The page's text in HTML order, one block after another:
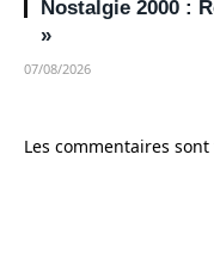
Nostalgie 2000 :
»
07/08/2026
Les commentaires